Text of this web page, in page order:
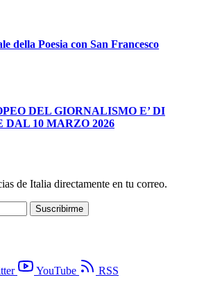
della Poesia con San Francesco
DEL GIORNALISMO E’ DI
10 MARZO 2026
de Italia directamente en tu correo.
Suscribirme
YouTube RSS